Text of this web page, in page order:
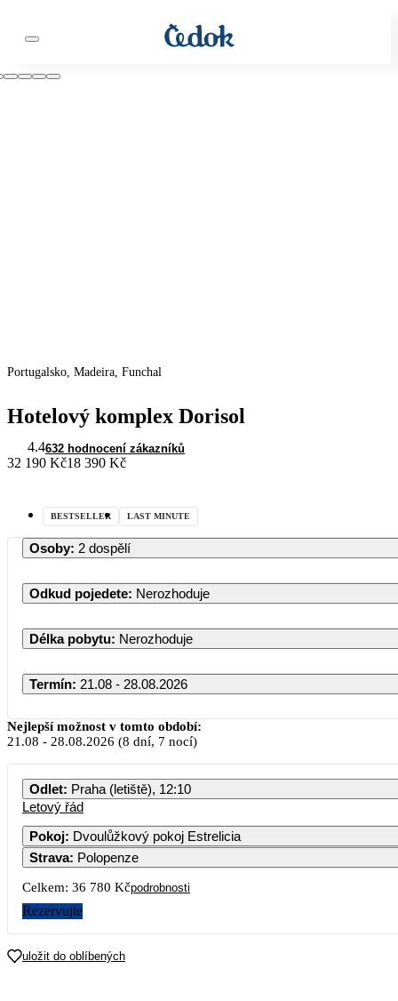
Portugalsko, Madeira, Funchal
Hotelový komplex Dorisol
4.4632 hodnocení zákazníků
32 190 Kč18 390 Kč
BESTSELLER LAST MINUTE
Osoby: 2 dospělí
Odkud pojedete: Nerozhoduje
Délka pobytu: Nerozhoduje
Termín: 21.08 - 28.08.2026
Nejlepší možnost v tomto období:
21.08 - 28.08.2026 (8 dní, 7 nocí)
Odlet: Praha (letiště), 12:10
Letový řád
Pokoj: Dvoulůžkový pokoj Estrelicia
Strava: Polopenze
Celkem: 36 780 Kčpodrobnosti
Rezervujte
uložit do oblíbených